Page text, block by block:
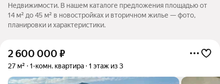
Недвижимости. В нашем каталоге предложения площадью от
14 м² до 45 м² в новостройках и вторичном жилье — фото,
планировки и характеристики.
2 600 000 ₽
27 м² 1-комн. квартира 1 этаж из 3